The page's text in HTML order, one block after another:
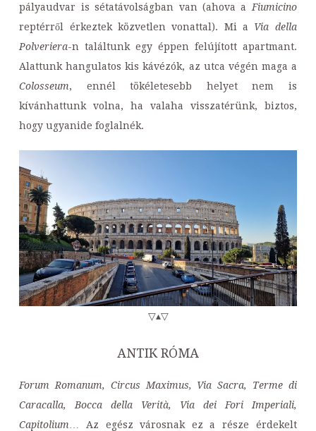
pályaudvar is sétatávolságban van (ahova a Fiumicino
reptérről érkeztek közvetlen vonattal). Mi a Via della
Polveriera-n találtunk egy éppen felújított apartmant.
Alattunk hangulatos kis kávézók, az utca végén maga a
Colosseum, ennél tökéletesebb helyet nem is
kívánhattunk volna, ha valaha visszatérünk, biztos,
hogy ugyanide foglalnék.
▽▴▽
ANTIK RÓMA
Forum Romanum, Circus Maximus, Via Sacra, Terme di
Caracalla, Bocca della Verità, Via dei Fori Imperiali,
Capitolium… Az egész városnak ez a része érdekelt